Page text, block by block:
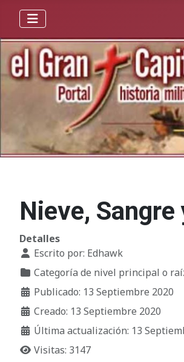
Nieve,
Detalles
Escrito por: Edhawk
Categoría de nivel principal o
Publicado: 13 Septiembre 2020
Creado: 13 Septiembre 2020
Última actualización: 13
Visitas: 3147